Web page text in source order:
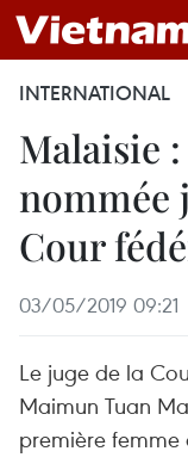
INTERNATIONAL
Malaisie
nommée
Cour
03/05/2019 09:21
Le juge de la
Maimun Tuan
première femme